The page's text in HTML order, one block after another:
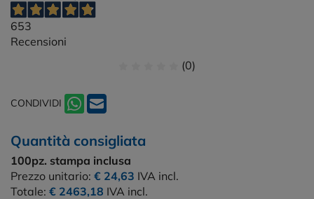
653
Recensioni
(0)
CONDIVIDI
Quantità consigliata
100pz. stampa inclusa
Prezzo unitario: € 24,63 IVA incl.
Totale: € 2463,18 IVA incl.